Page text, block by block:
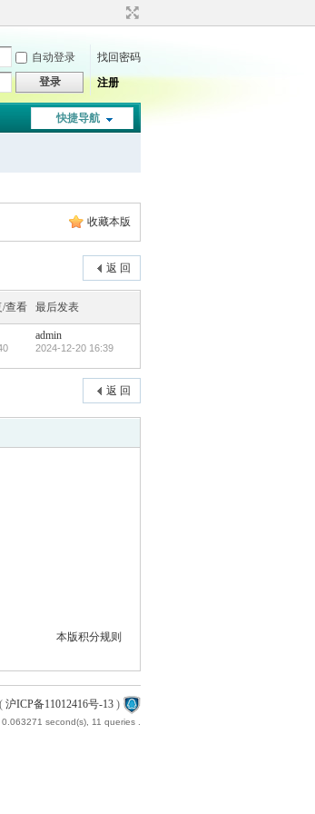
自动登录
找回密码
登录 注册
快捷导航
收藏本版
返 回
/查看 最后发表
admin
2024-12-20 16:39
返 回
本版积分规则
( 沪ICP备11012416号-13 )
second(s), 11 queries .